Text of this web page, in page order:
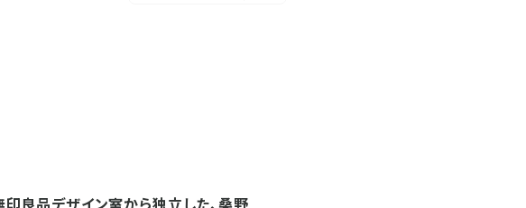
良品デザイン室から独立した、桑野